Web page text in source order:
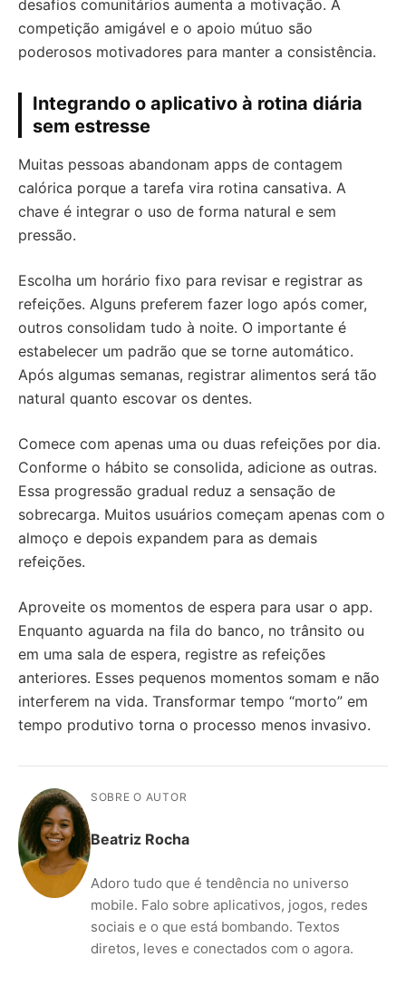
desafios comunitários aumenta a motivação. A
competição amigável e o apoio mútuo são
poderosos motivadores para manter a consistência.
Integrando o aplicativo à rotina diária
sem estresse
Muitas pessoas abandonam apps de contagem
calórica porque a tarefa vira rotina cansativa. A
chave é integrar o uso de forma natural e sem
pressão.
Escolha um horário fixo para revisar e registrar as
refeições. Alguns preferem fazer logo após comer,
outros consolidam tudo à noite. O importante é
estabelecer um padrão que se torne automático.
Após algumas semanas, registrar alimentos será tão
natural quanto escovar os dentes.
Comece com apenas uma ou duas refeições por dia.
Conforme o hábito se consolida, adicione as outras.
Essa progressão gradual reduz a sensação de
sobrecarga. Muitos usuários começam apenas com o
almoço e depois expandem para as demais
refeições.
Aproveite os momentos de espera para usar o app.
Enquanto aguarda na fila do banco, no trânsito ou
em uma sala de espera, registre as refeições
anteriores. Esses pequenos momentos somam e não
interferem na vida. Transformar tempo “morto” em
tempo produtivo torna o processo menos invasivo.
SOBRE O AUTOR
Beatriz Rocha
Adoro tudo que é tendência no universo
mobile. Falo sobre aplicativos, jogos, redes
sociais e o que está bombando. Textos
diretos, leves e conectados com o agora.